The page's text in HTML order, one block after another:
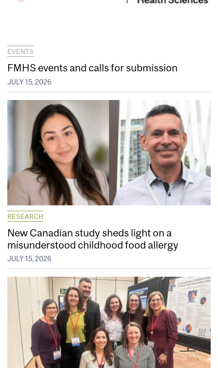
EVENTS
FMHS events and calls for submission
JULY 15, 2026
RESEARCH
New Canadian study sheds light on a
misunderstood childhood food allergy
JULY 15, 2026